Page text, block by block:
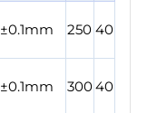
±0.1mm 250 40
±0.1mm 30040